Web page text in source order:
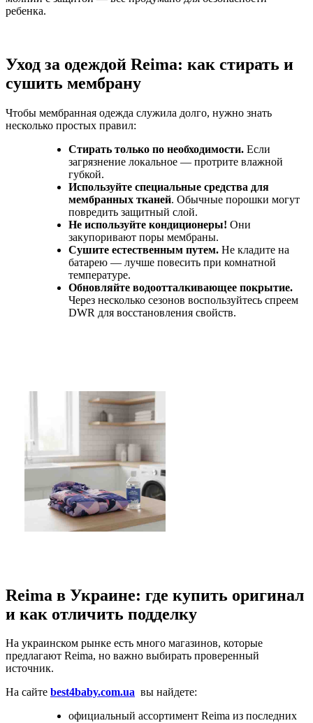
ребенка.
Уход за одеждой Reima: как стирать и
сушить мембрану
Чтобы мембранная одежда служила долго, нужно знать
несколько простых правил:
Стирать только по необходимости. Если
загрязнение локальное — протрите влажной
губкой.
Используйте специальные средства для
мембранных тканей. Обычные порошки могут
повредить защитный слой.
Не используйте кондиционеры! Они
закупоривают поры мембраны.
Сушите естественным путем. Не кладите на
батарею — лучше повесить при комнатной
температуре.
Обновляйте водоотталкивающее покрытие.
Через несколько сезонов воспользуйтесь спреем
DWR для восстановления свойств.
Reima в Украине: где купить оригинал
и как отличить подделку
На украинском рынке есть много магазинов, которые
предлагают Reima, но важно выбирать проверенный
источник.
На сайте best4baby.com.ua вы найдете:
официальный ассортимент Reima из последних